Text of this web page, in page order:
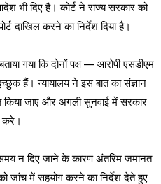
भी दिए हैं। कोर्ट ने राज्य सरकार को
दाखिल करने का निर्देश दिया है।
गया कि दोनों पक्ष — आरोपी एसडीएम
हैं। न्यायालय ने इस बात का संज्ञान
किया जाए और अगली सुनवाई में सरकार
करे।
समय न दिए जाने के कारण अंतरिम जमानत
जांच में सहयोग करने का निर्देश देते हुए